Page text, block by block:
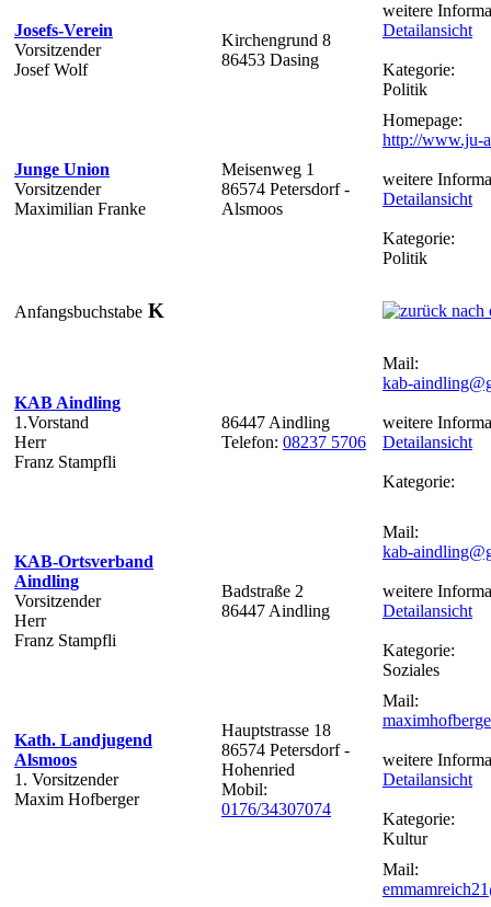
Josefs-Verein
Vorsitzender
Josef Wolf
Kirchengrund 8
86453 Dasing
weitere
Detailansicht
Kategorie:
Politik
Junge Union
Vorsitzender
Maximilian Franke
Meisenweg 1
86574 Petersdorf -
Alsmoos
Homepage:
http://www.ju-
weitere
Detailansicht
Kategorie:
Politik
Anfangsbuchstabe K
KAB Aindling
1.Vorstand
Herr
Franz Stampfli
86447 Aindling
Telefon: 08237 5706
Mail:
kab-
weitere
Detailansicht
Kategorie:
KAB-Ortsverband
Aindling
Vorsitzender
Herr
Franz Stampfli
Badstraße 2
86447 Aindling
Mail:
kab-
weitere
Detailansicht
Kategorie:
Soziales
Kath. Landjugend
Alsmoos
1. Vorsitzender
Maxim Hofberger
Hauptstrasse 18
86574 Petersdorf -
Hohenried
Mobil:
0176/34307074
Mail:
weitere
Detailansicht
Kategorie:
Kultur
Mail: